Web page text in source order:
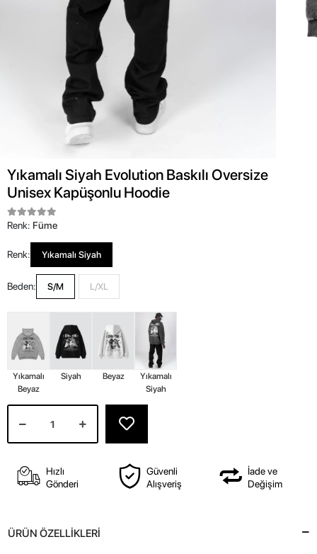
Yıkamalı Siyah Evolution Baskılı Oversize
Unisex Kapüşonlu Hoodie
Renk: Füme
Renk: Yıkamalı Siyah
Beden: S/M L/XL
Yıkamalı
Beyaz
Siyah Beyaz
Yıkamalı
Siyah
Hızlı
Gönderi
Güvenli
Alışveriş
İade ve
Değişim
ÜRÜN ÖZELLİKLERİ